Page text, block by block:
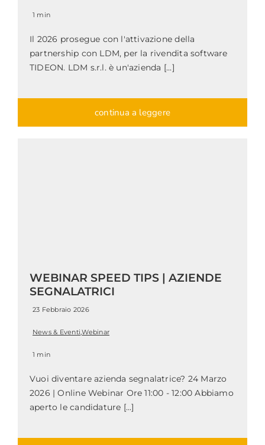
1 min
Il 2026 prosegue con l'attivazione della
partnership con LDM, per la rivendita software
TIDEON. LDM s.r.l. è un'azienda [...]
continua a leggere
WEBINAR SPEED TIPS | AZIENDE
SEGNALATRICI
23 Febbraio 2026
News & Eventi,Webinar
1 min
Vuoi diventare azienda segnalatrice? 24 Marzo
2026 | Online Webinar Ore 11:00 - 12:00 Abbiamo
aperto le candidature [...]